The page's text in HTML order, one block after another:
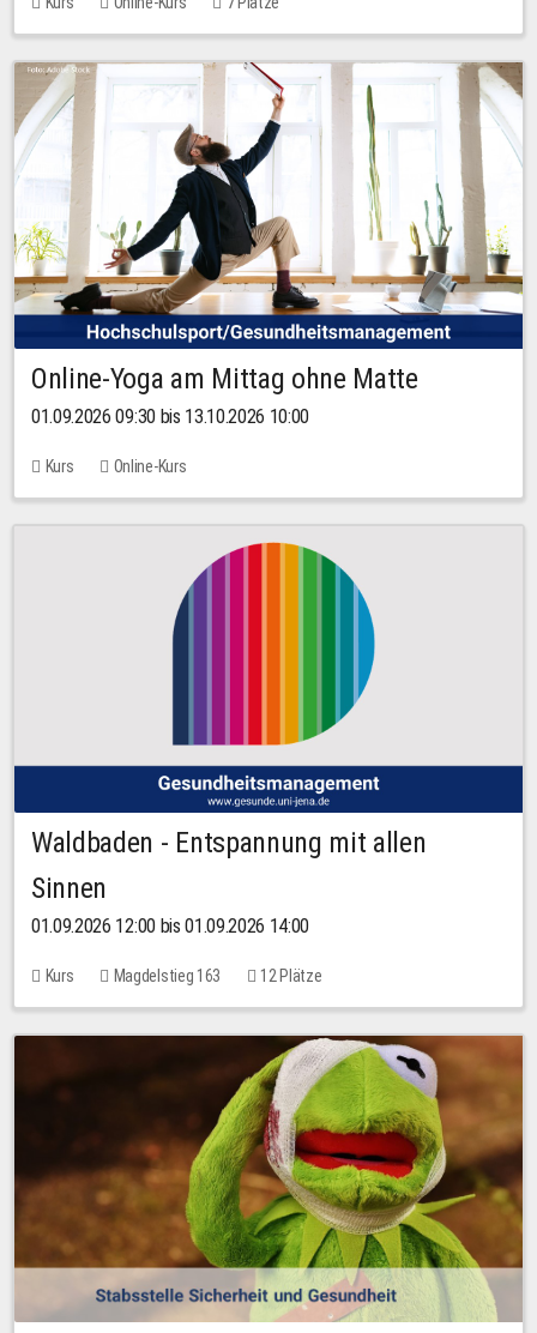
Online-Yoga am Mittag ohne Matte
01.09.2026 09:30 bis 13.10.2026 10:00
Kurs Online-Kurs
Waldbaden - Entspannung mit allen
Sinnen
01.09.2026 12:00 bis 01.09.2026 14:00
Kurs Magdelstieg 163 12 Plätze